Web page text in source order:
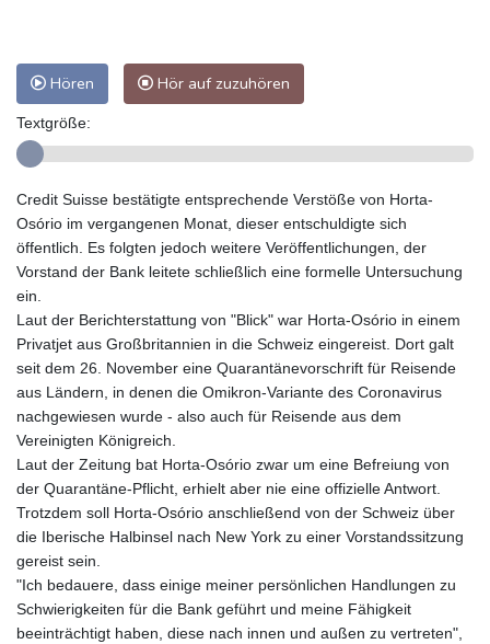
Hören Hör auf zuzuhören
Textgröße:
Credit Suisse bestätigte entsprechende Verstöße von Horta-
Osório im vergangenen Monat, dieser entschuldigte sich
öffentlich. Es folgten jedoch weitere Veröffentlichungen, der
Vorstand der Bank leitete schließlich eine formelle Untersuchung
ein.
Laut der Berichterstattung von "Blick" war Horta-Osório in einem
Privatjet aus Großbritannien in die Schweiz eingereist. Dort galt
seit dem 26. November eine Quarantänevorschrift für Reisende
aus Ländern, in denen die Omikron-Variante des Coronavirus
nachgewiesen wurde - also auch für Reisende aus dem
Vereinigten Königreich.
Laut der Zeitung bat Horta-Osório zwar um eine Befreiung von
der Quarantäne-Pflicht, erhielt aber nie eine offizielle Antwort.
Trotzdem soll Horta-Osório anschließend von der Schweiz über
die Iberische Halbinsel nach New York zu einer Vorstandssitzung
gereist sein.
"Ich bedauere, dass einige meiner persönlichen Handlungen zu
Schwierigkeiten für die Bank geführt und meine Fähigkeit
beeinträchtigt haben, diese nach innen und außen zu vertreten",